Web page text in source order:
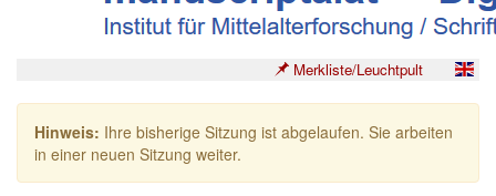
Merkliste/Leuchtpult
Hinweis: Ihre bisherige Sitzung ist abgelaufen. Sie arbeiten
in einer neuen Sitzung weiter.